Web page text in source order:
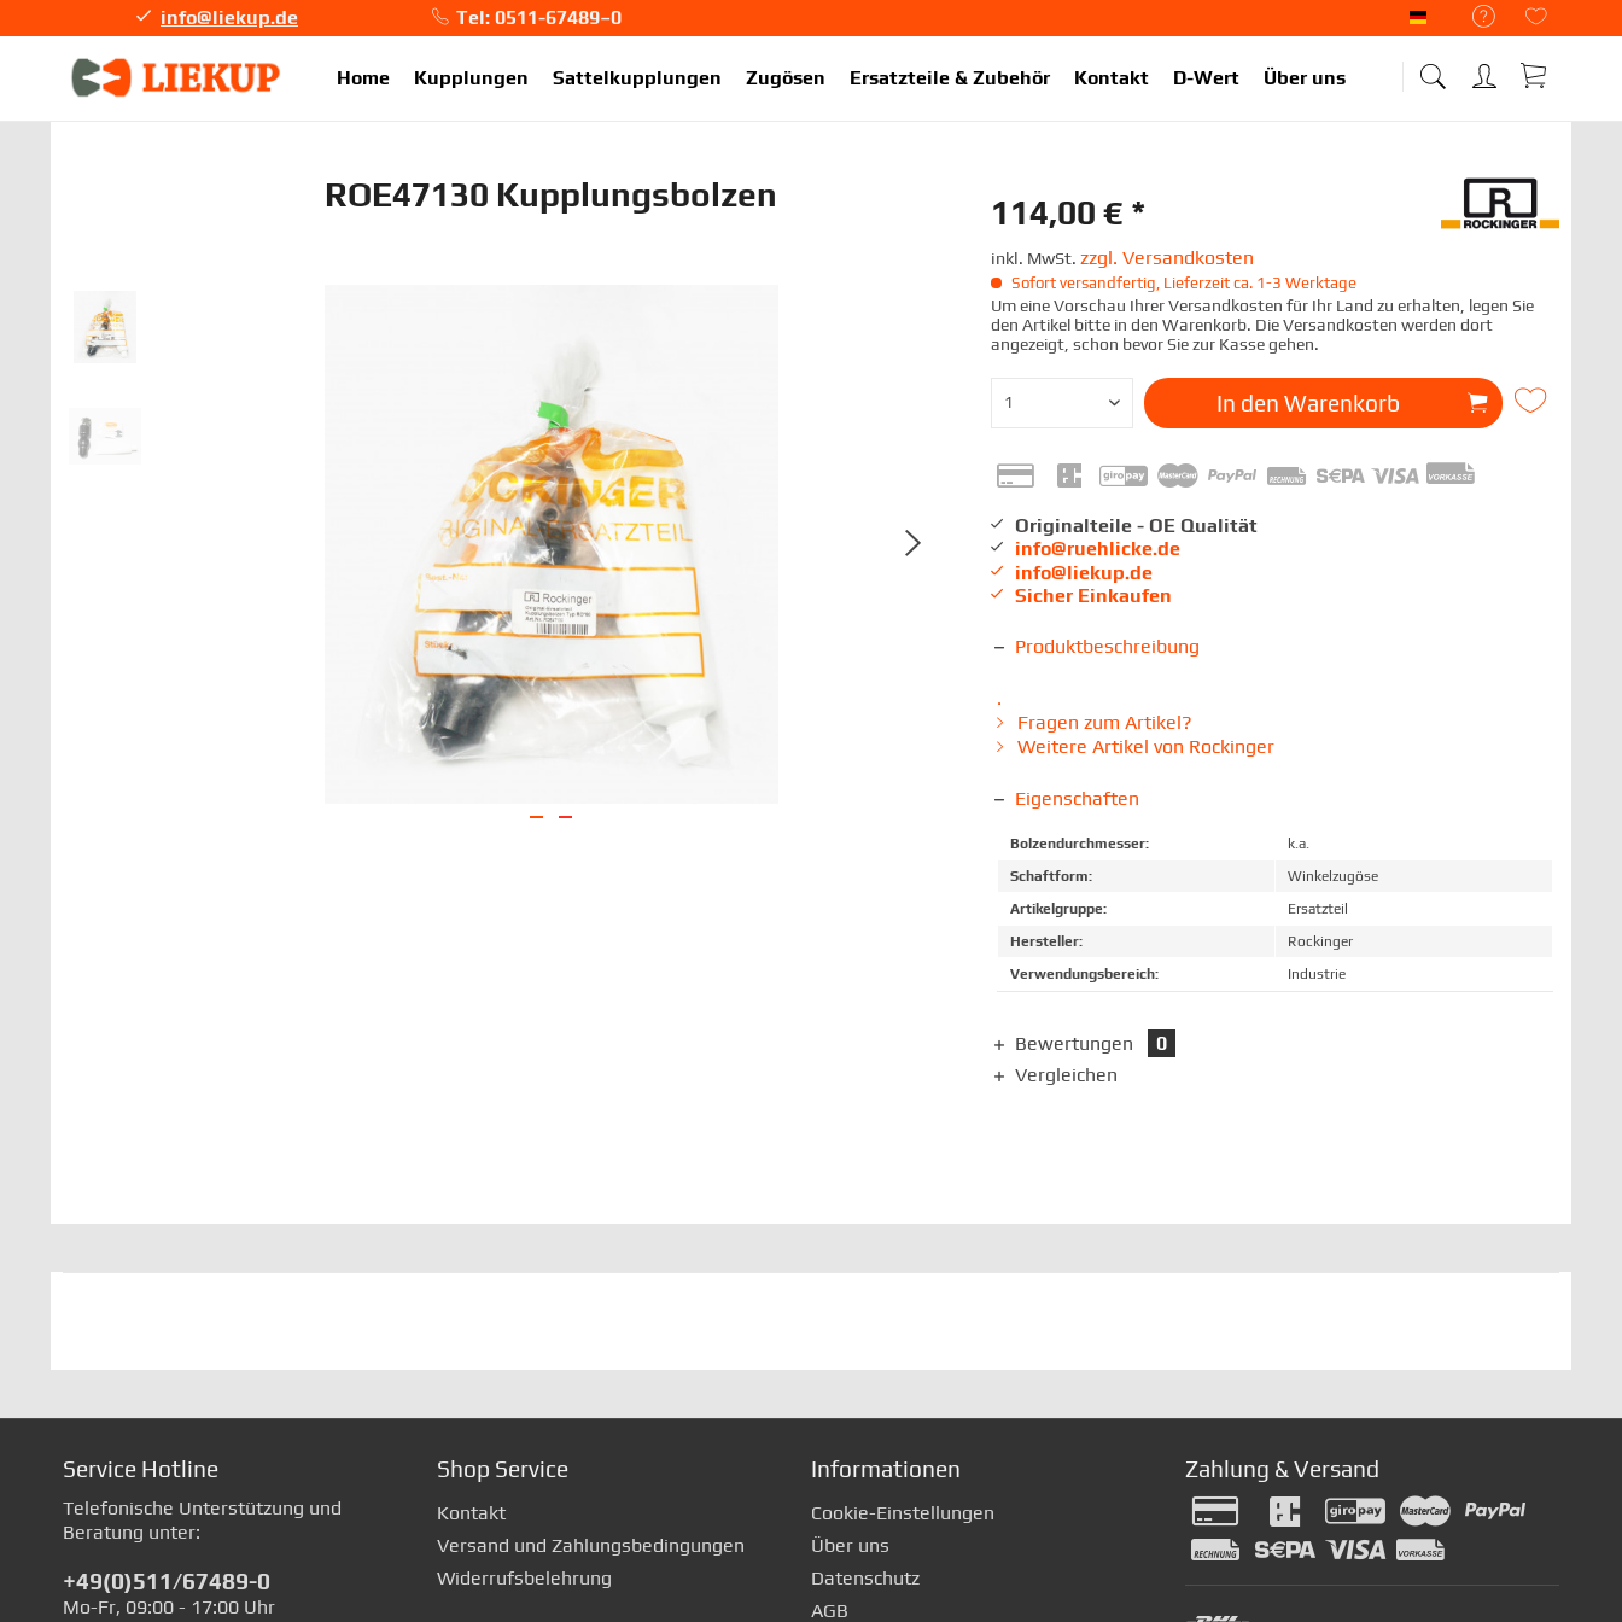
Liekup Deutsch
info@liekup.de
Tel: 0511-67489–0
Home
Kupplungen Sattelkupplungen Zugösen Ersatzteile & Zubehör Kontakt D-Wert Über uns
ROE47130 Kupplungsbolzen 114,00 € *
inkl. MwSt. zzgl. Versandkosten
Sofort versandfertig, Lieferzeit ca. 1-3 Werktage
Um eine Vorschau Ihrer Versandkosten für Ihr Land zu erhalten, legen Sie
den Artikel bitte in den Warenkorb. Die Versandkosten werden dort
angezeigt, schon bevor Sie zur Kasse gehen.
In den Warenkorb
Originalteile - OE Qualität
info@ruehlicke.de
info@liekup.de
Sicher Einkaufen
Produktbeschreibung
.
Fragen zum Artikel?
Weitere Artikel von Rockinger
Eigenschaften
Bolzendurchmesser:
k.a.
Schaftform:
Winkelzugöse
Artikelgruppe:
Ersatzteil
Hersteller:
Rockinger
Verwendungsbereich:
Industrie
Bewertungen
0
Vergleichen
Service Hotline
Telefonische Unterstützung und
Beratung unter:
+49(0)511/67489-0
Mo-Fr, 09:00 - 17:00 Uhr
Shop Service
Kontakt
Versand und Zahlungsbedingungen
Widerrufsbelehrung
Informationen
Cookie-Einstellungen
Über uns
Datenschutz
AGB
Zahlung & Versand